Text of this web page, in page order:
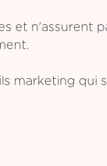
et n'assurent
marketing